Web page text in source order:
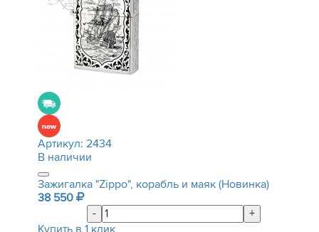
Артикул: 2434
В наличии
Зажигалка "Zippo", корабль и маяк (Новинка)
38 550
-
+
Купить в 1 клик